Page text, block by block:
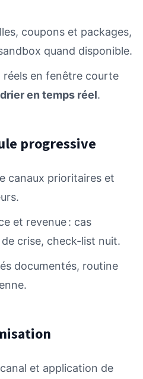
coupons et packages,
quand disponible.
en fenêtre courte
en temps réel.
progressive
canaux prioritaires et
et revenue : cas
crise, check-list nuit.
documentés, routine
et application de